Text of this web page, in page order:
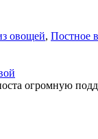
овощей, Постное
огромную